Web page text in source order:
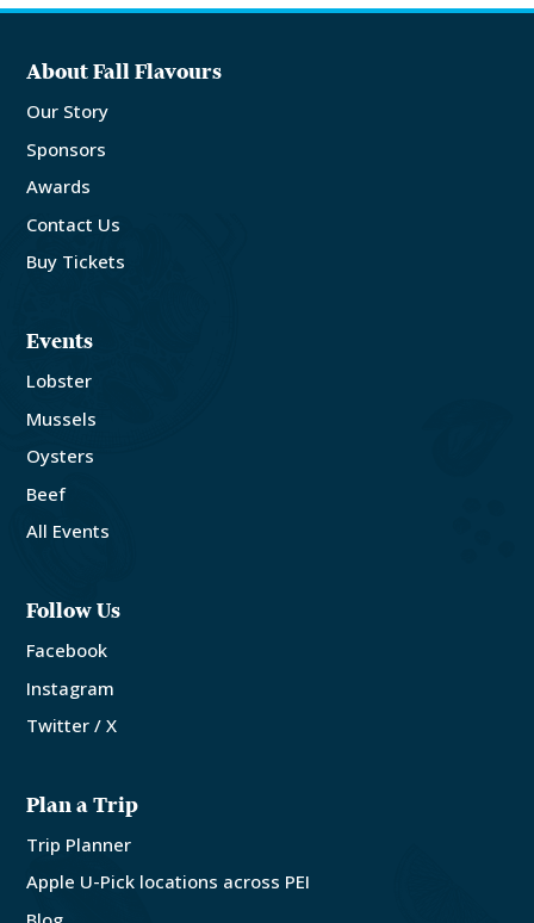
About Fall Flavours
Our Story
Sponsors
Awards
Contact Us
Buy Tickets
Events
Lobster
Mussels
Oysters
Beef
All Events
Follow Us
Facebook
Instagram
Twitter / X
Plan a Trip
Trip Planner
Apple U-Pick locations across PEI